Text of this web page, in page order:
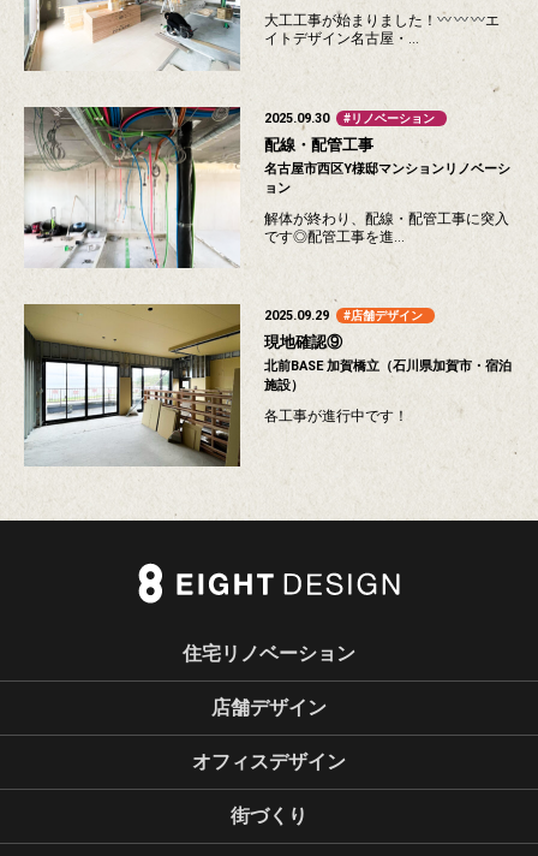
大工工事が始まりました！
エ
イトデザイン名古屋・…
2025.09.30 リノベーション
配線・配管工事
名古屋市西区Y様邸マンションリノベーシ
ョン
解体が終わり、配線・配管工事に突入
です◎配管工事を進…
2025.09.29 店舗デザイン
現地確認⑨
北前BASE 加賀橋立（石川県加賀市・宿泊
施設）
各工事が進行中です！
住宅リノベーション
店舗デザイン
オフィスデザイン
街づくり